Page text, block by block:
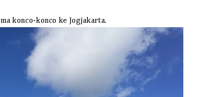
konco-konco ke Jogjakarta.